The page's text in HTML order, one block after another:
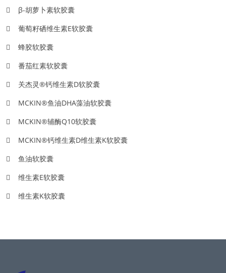
β-胡萝卜素软胶囊
葡萄籽硒维生素E软胶囊
蜂胶软胶囊
番茄红素软胶囊
关杰灵®钙维生素D软胶囊
MCKIN®鱼油DHA藻油软胶囊
MCKIN®辅酶Q10软胶囊
MCKIN®钙维生素D维生素K软胶囊
鱼油软胶囊
维生素E软胶囊
维生素K软胶囊